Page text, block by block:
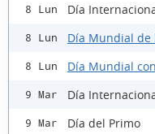
8 Lun Día
8 Lun Día Mundial de
8 Lun Día Mundial
9 Mar Día
9 Mar Día del Primo